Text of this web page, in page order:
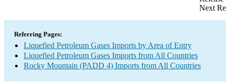
Next
Referring Pages:
Liquefied Petroleum Gases Imports by Area of Entry
Liquefied Petroleum Gases Imports from All Countries
Rocky Mountain (PADD 4) Imports from All Countries